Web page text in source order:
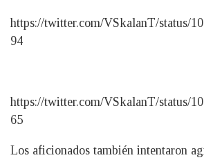
https://twitter.com/VSkalanT/status/
94
https://twitter.com/VSkalanT/status/
65
Los aficionados también intentaron